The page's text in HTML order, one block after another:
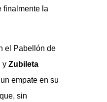
finalmente la
el Pabellón de
y Zubileta
empate en su
sin